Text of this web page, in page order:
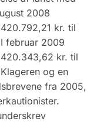
2008
kr. til
februar 2009
kr. til
og en
fra 2005,